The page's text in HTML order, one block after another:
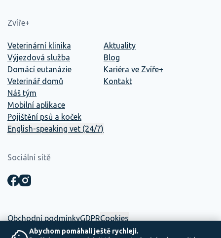
Zvíře+
Veterinární klinika
Výjezdová služba
Domácí eutanázie
Veterinář domů
Náš tým
Mobilní aplikace
Pojištění psů a koček
English-speaking vet (24/7)
Aktuality
Blog
Kariéra ve Zvíře+
Kontakt
Sociální sítě
Obchodní podmínkyGDPRCookies
Abychom pomáhali ještě rychleji.